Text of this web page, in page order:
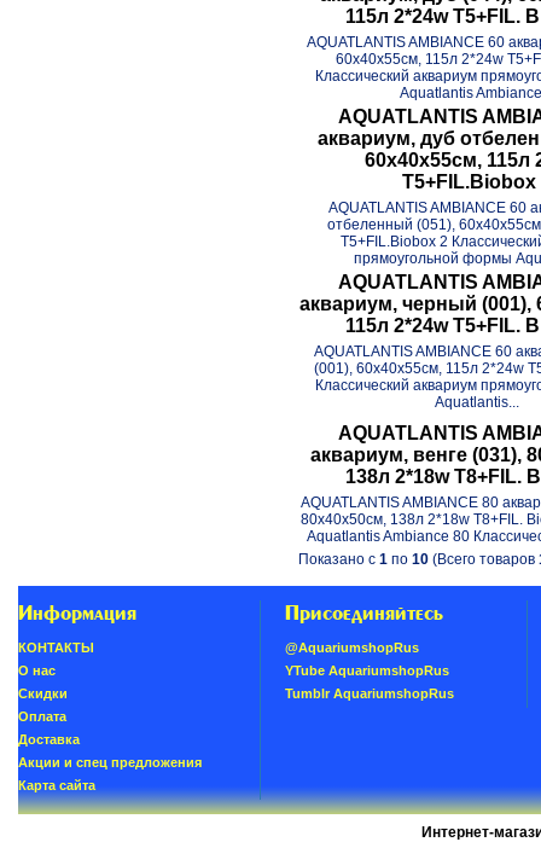
115л 2*24w T5+FIL.
AQUATLANTIS AMBIANCE 60
60х40x55см, 115л 2*24w
Классический аквариум
Aquatlantis
AQUATLANTIS
аквариум, дуб
60х40x55см, 115л
T5+FIL.Biobox
AQUATLANTIS AMBIANCE 60
отбеленный (051),
T5+FIL.Biobox 2
прямоугольной формы
AQUATLANTIS
аквариум, черный (001),
115л 2*24w T5+FIL.
AQUATLANTIS AMBIANCE 60
(001), 60х40x55см, 115л 2*24w
Классический аквариум
Aquatlantis...
AQUATLANTIS
аквариум, венге (031),
138л 2*18w T8+FIL.
AQUATLANTIS AMBIANCE 80
80х40x50см, 138л 2*18w T8+FIL.
Aquatlantis Ambiance 80
Показано с 1по 10(Всего товаров
Информация
КОНТАКТЫ
О нас
Скидки
Oплатa
Доставка
Акции и спец предложения
Карта сайта
Присоединяйтесь
@AquariumshopRus
YTube AquariumshopRus
Tumblr AquariumshopRus
Интернет-